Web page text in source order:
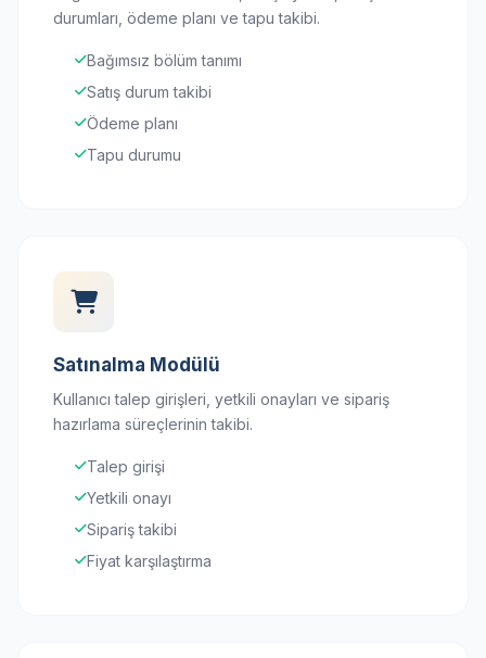
durumları, ödeme planı ve tapu takibi.
Bağımsız bölüm tanımı
Satış durum takibi
Ödeme planı
Tapu durumu
Satınalma Modülü
Kullanıcı talep girişleri, yetkili onayları ve sipariş
hazırlama süreçlerinin takibi.
Talep girişi
Yetkili onayı
Sipariş takibi
Fiyat karşılaştırma